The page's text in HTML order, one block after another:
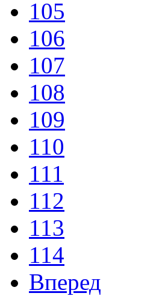
105
106
107
108
109
110
111
112
113
114
Вперед